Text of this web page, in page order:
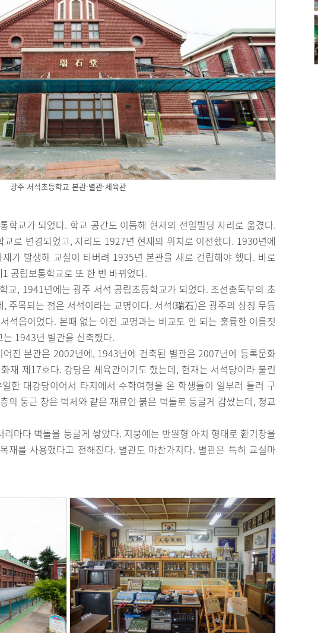
광주 서석초등학교 본관·별관·체육관
학교가 되었다. 학교 공간도 이듬해 현재의 전일빌딩 자리로 옮겼다.
로 변경되었고, 자리도 1927년 현재의 위치로 이전했다. 1930년에
가 발생해 교실이 타버려 1935년 본관을 새로 건립해야 했다. 바로
공립보통학교로 또 한 번 바뀌었다.
교, 1941년에는 광주 서석 공립초등학교가 되었다. 조선총독부의 초
주목되는 점은 서석이라는 교명이다. 서석(瑞石)은 광주의 상징 무등
석읍이었다. 본때 없는 이전 교명과는 비교도 안 되는 훌륭한 이름짓
1943년 별관을 신축했다.
진 본관은 2002년에, 1943년에 건축된 별관은 2007년에 등록문화
재 제17호다. 강당은 체육관이기도 했는데, 현재는 서석당이라 불린
한 대강당이어서 타지에서 수학여행을 온 학생들이 일부러 들러 구
의 둥근 창은 벽체와 같은 재료인 붉은 벽돌로 둥글게 감쌌는데, 정교
마다 벽돌을 둥글게 쌓았다. 지붕에는 반원형 아치 형태로 환기창을
재를 사용했다고 전해진다. 별관도 마찬가지다. 별관은 특히 교실마